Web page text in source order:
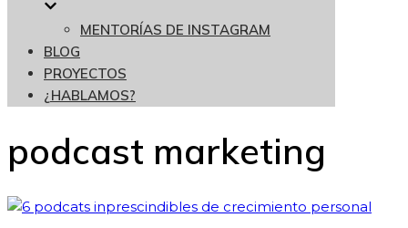
MENTORÍAS DE INSTAGRAM
BLOG
PROYECTOS
¿HABLAMOS?
podcast marketing